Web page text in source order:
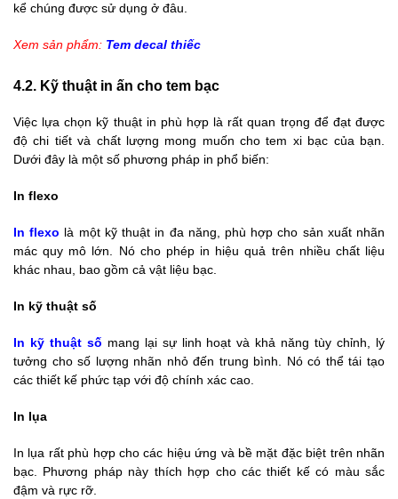
kể chúng được sử dụng ở đâu.
Xem sản phẩm: Tem decal thiếc
4.2. Kỹ thuật in ấn cho tem bạc
Việc lựa chọn kỹ thuật in phù hợp là rất quan trọng để đạt được
độ chi tiết và chất lượng mong muốn cho tem xi bạc của bạn.
Dưới đây là một số phương pháp in phổ biến:
In flexo
In flexo là một kỹ thuật in đa năng, phù hợp cho sản xuất nhãn
mác quy mô lớn. Nó cho phép in hiệu quả trên nhiều chất liệu
khác nhau, bao gồm cả vật liệu bạc.
In kỹ thuật số
In kỹ thuật số mang lại sự linh hoạt và khả năng tùy chỉnh, lý
tưởng cho số lượng nhãn nhỏ đến trung bình. Nó có thể tái tạo
các thiết kế phức tạp với độ chính xác cao.
In lụa
In lụa rất phù hợp cho các hiệu ứng và bề mặt đặc biệt trên nhãn
bạc. Phương pháp này thích hợp cho các thiết kế có màu sắc
đậm và rực rỡ.